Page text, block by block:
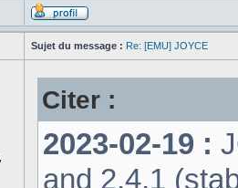
Sujet du message : Re: [EMU] JOYCE
Citer :
2023-02-19 :
and 2.4.1